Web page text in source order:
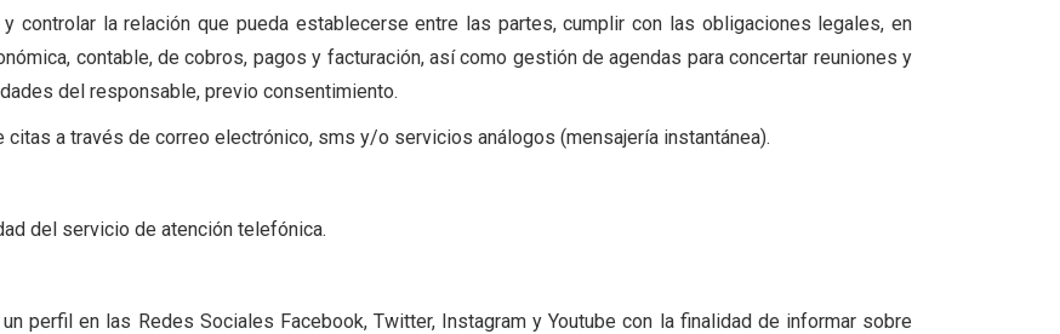
controlar la relación que pueda establecerse entre las partes, cumplir con las obligaciones legales, en
contable, de cobros, pagos y facturación, así como gestión de agendas para concertar reuniones y
del responsable, previo consentimiento.
a través de correo electrónico, sms y/o servicios análogos (mensajería instantánea).
del servicio de atención telefónica.
perfil en las Redes Sociales Facebook, Twitter, Instagram y Youtube con la finalidad de informar sobre